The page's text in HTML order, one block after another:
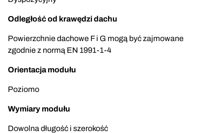
Odległość od krawędzi dachu
Powierzchnie dachowe F i G mogą być zajmowane
zgodnie z normą EN 1991-1-4
Orientacja modułu
Poziomo
Wymiary modułu
Dowolna długość i szerokość